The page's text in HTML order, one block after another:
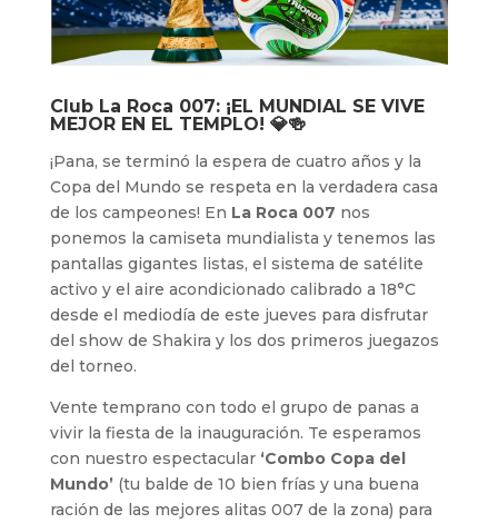
Club La Roca 007: ¡EL MUNDIAL SE VIVE
MEJOR EN EL TEMPLO! 💎🍻
¡Pana, se terminó la espera de cuatro años y la
Copa del Mundo se respeta en la verdadera casa
de los campeones! En La Roca 007 nos
ponemos la camiseta mundialista y tenemos las
pantallas gigantes listas, el sistema de satélite
activo y el aire acondicionado calibrado a 18°C
desde el mediodía de este jueves para disfrutar
del show de Shakira y los dos primeros juegazos
del torneo.
Vente temprano con todo el grupo de panas a
vivir la fiesta de la inauguración. Te esperamos
con nuestro espectacular ‘Combo Copa del
Mundo’(tu balde de 10 bien frías y una buena
ración de las mejores alitas 007 de la zona) para